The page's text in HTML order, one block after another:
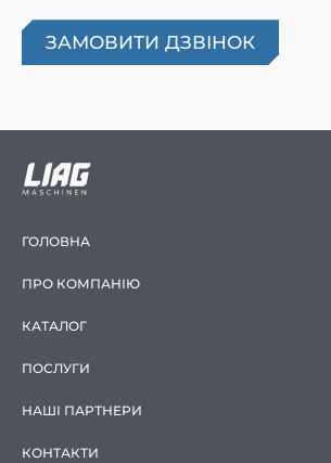
ГОЛОВНА
ПРО КОМПАНІЮ
КАТАЛОГ
ПОСЛУГИ
НАШІ ПАРТНЕРИ
КОНТАКТИ